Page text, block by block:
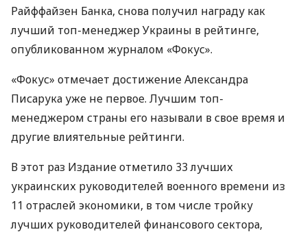
Райффайзен Банка, снова получил награду как
лучший топ-менеджер Украины в рейтинге,
опубликованном журналом «Фокус».
«Фокус» отмечает достижение Александра
Писарука уже не первое. Лучшим топ-
менеджером страны его называли в свое время и
другие влиятельные рейтинги.
В этот раз Издание отметило 33 лучших
украинских руководителей военного времени из
11 отраслей экономики, в том числе тройку
лучших руководителей финансового сектора,